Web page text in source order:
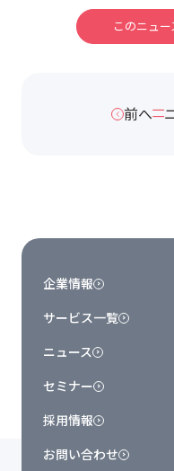
このニュ
前へ
企業情報
サービス一覧
ニュース
セミナー
採用情報
お問い合わせ